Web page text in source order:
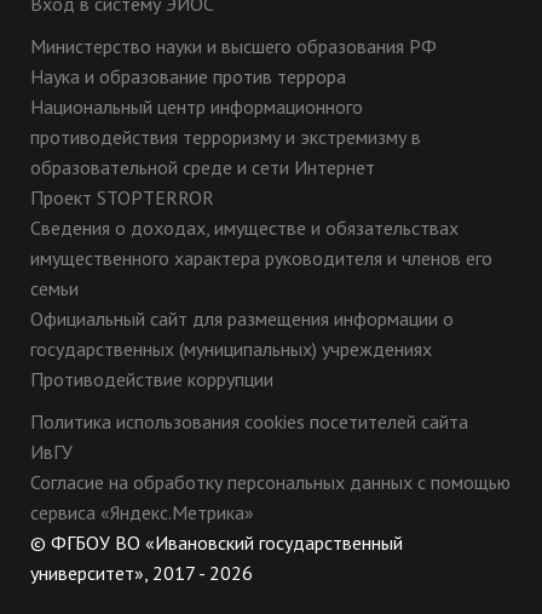
Министерство науки и высшего образования РФ
Наука и образование против террора
Национальный центр информационного
противодействия терроризму и экстремизму в
образовательной среде и сети Интернет
Проект STOPTERROR
Сведения о доходах, имуществе и обязательствах
имущественного характера руководителя и членов его
семьи
Официальный сайт для размещения информации о
государственных (муниципальных) учреждениях
Противодействие коррупции
Политика использования cookies посетителей сайта
ИвГУ
Согласие на обработку персональных данных с помощью
сервиса «Яндекс.Метрика»
© ФГБОУ ВО «Ивановский государственный
университет», 2017 - 2026